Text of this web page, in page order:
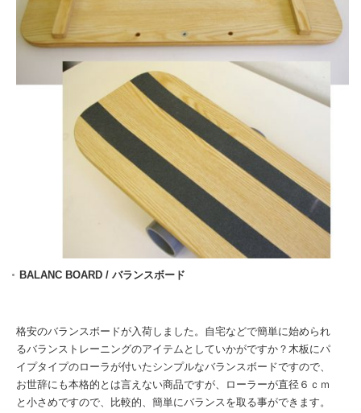
BALANC BOARD / バランスボード
格安のバランスボードが入荷しました。自宅などで簡単に始められ
るバランストレーニングのアイテムとしていかがですか？木板にパ
イプタイプのローラが付いたシンプルなバランスボードですので、
お世辞にも本格的とは言えない商品ですが、ローラーが直径６ｃｍ
と小さめですので、比較的、簡単にバランスを取る事ができます。